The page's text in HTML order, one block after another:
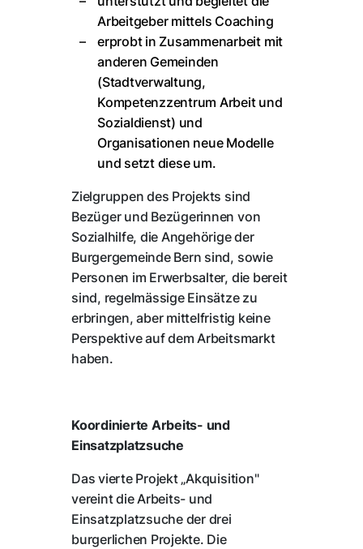
Arbeitgeber mittels Coaching
erprobt in Zusammenarbeit mit
anderen Gemeinden
(Stadtverwaltung,
Kompetenzzentrum Arbeit und
Sozialdienst) und
Organisationen neue Modelle
und setzt diese um.
Zielgruppen des Projekts sind
Bezüger und Bezügerinnen von
Sozialhilfe, die Angehörige der
Burgergemeinde Bern sind, sowie
Personen im Erwerbsalter, die bereit
sind, regelmässige Einsätze zu
erbringen, aber mittelfristig keine
Perspektive auf dem Arbeitsmarkt
haben.
Koordinierte Arbeits- und
Einsatzplatzsuche
Das vierte Projekt „Akquisition"
vereint die Arbeits- und
Einsatzplatzsuche der drei
burgerlichen Projekte. Die